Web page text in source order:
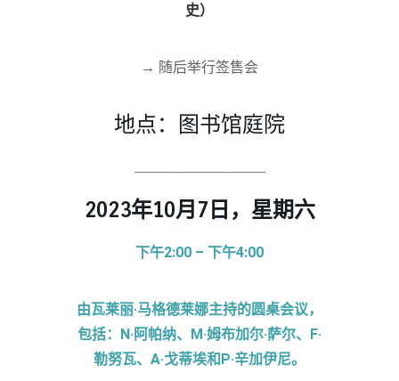
史）
→ 随后举行签售会
地点：图书馆庭院
2023年10月7日，星期六
下午2:00 – 下午4:00
由瓦莱丽·马格德莱娜主持的圆桌会议，
包括：N·阿帕纳、M·姆布加尔·萨尔、F·
勒努瓦、A·戈蒂埃和P·辛加伊尼。